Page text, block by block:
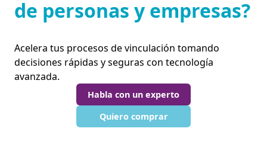
de personas y empresas?
Acelera tus procesos de vinculación tomando
decisiones rápidas y seguras con tecnología
avanzada.
Habla con un experto
Quiero comprar